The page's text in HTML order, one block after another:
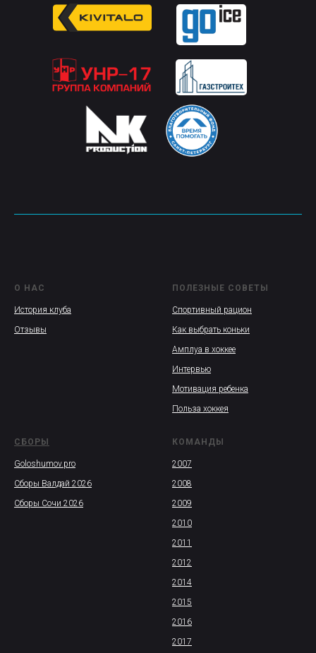
О НАС
История клуба
Отзывы
ПОЛЕЗНЫЕ СОВЕТЫ
Спортивный рацион
Как выбрать коньки
Амплуа в хоккее
Интервью
Мотивация ребенка
Польза хоккея
СБОРЫ
Goloshumov.pro
Сборы Валдай 2026
Сборы Сочи 2026
КОМАНДЫ
2007
2008
2009
2010
2011
2012
2014
2015
2016
2017